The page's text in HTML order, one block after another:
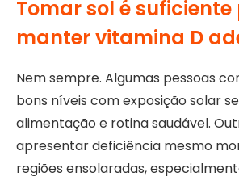
Tomar sol é
manter vitamina D
Nem sempre. Algumas pessoas
bons níveis com exposição solar
alimentação e rotina saudável.
apresentar deficiência mesmo
regiões ensolaradas,